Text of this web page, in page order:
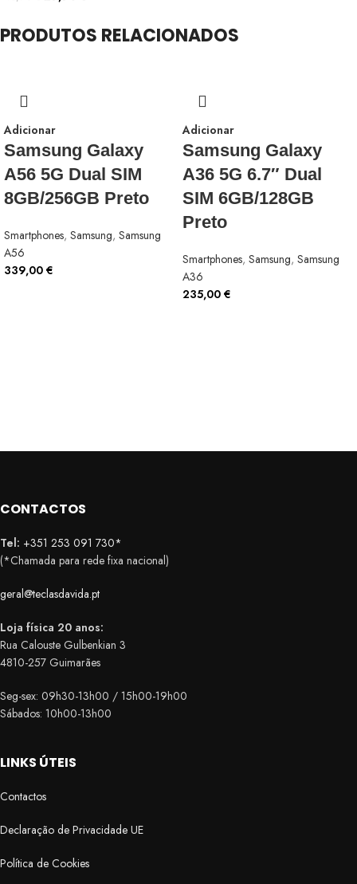
PRODUTOS RELACIONADOS
Adicionar
Samsung Galaxy
A56 5G Dual SIM
8GB/256GB Preto
Smartphones, Samsung, Samsung
A56
339,00 €
Adicionar
Samsung Galaxy
A36 5G 6.7″ Dual
SIM 6GB/128GB
Preto
Smartphones, Samsung, Samsung
A36
235,00 €
CONTACTOS
Tel: +351 253 091 730*
(*Chamada para rede fixa nacional)
geral@teclasdavida.pt
Loja física 20 anos:
Rua Calouste Gulbenkian 3
4810-257 Guimarães
Seg-sex: 09h30-13h00 / 15h00-19h00
Sábados: 10h00-13h00
LINKS ÚTEIS
Contactos
Declaração de Privacidade UE
Política de Cookies